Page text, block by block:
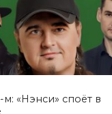
«Нэнси» споёт в